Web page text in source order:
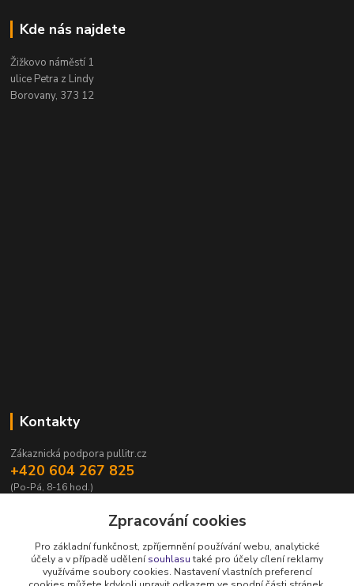
Kde nás najdete
Žižkovo náměstí 1
ulice Petra z Lindy
Borovany, 373 12
Kontakty
Zákaznická podpora pullitr.cz
+420 604 267 825
(Po-Pá, 8-16 hod.)
Zpracování cookies
Pro základní funkčnost, zpříjemnění používání webu, analytické
účely a v případě udělenísouhlasutaké pro účely cílení reklamy
využíváme soubory cookies. Nastavení vlastních preferencí